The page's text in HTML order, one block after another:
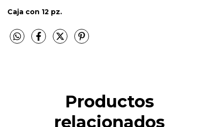
Caja con 12 pz.
Productos
relacionados